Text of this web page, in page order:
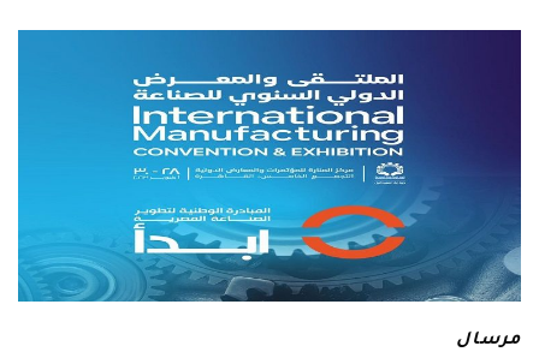
مرسال